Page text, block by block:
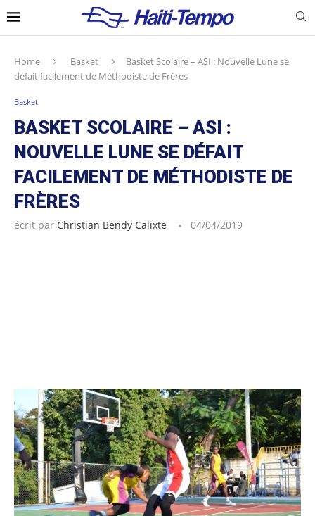
Home Basket
Basket Scolaire – ASI : Nouvelle Lune se
défait facilement de Méthodiste de Frères
Basket
BASKET SCOLAIRE – ASI :
NOUVELLE LUNE SE DÉFAIT
FACILEMENT DE MÉTHODISTE DE
FRÈRES
écrit par Christian Bendy Calixte 04/04/2019